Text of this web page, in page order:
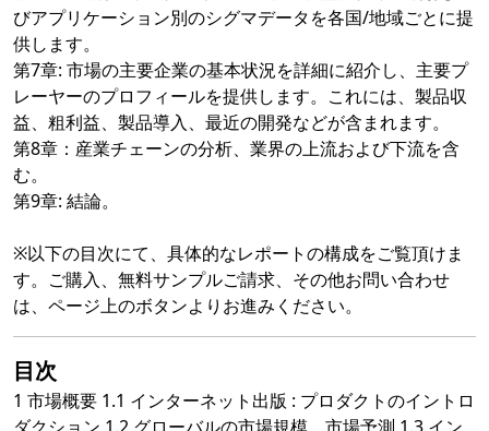
びアプリケーション別のシグマデータを各国/地域ごとに提
供します。
第7章: 市場の主要企業の基本状況を詳細に紹介し、主要プ
レーヤーのプロフィールを提供します。これには、製品収
益、粗利益、製品導入、最近の開発などが含まれます。
第8章：産業チェーンの分析、業界の上流および下流を含
む。
第9章: 結論。
※以下の目次にて、具体的なレポートの構成をご覧頂けま
す。ご購入、無料サンプルご請求、その他お問い合わせ
は、ページ上のボタンよりお進みください。
目次
1 市場概要 1.1 インターネット出版 : プロダクトのイントロ